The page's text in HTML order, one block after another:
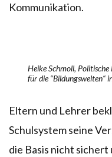
Kommunikation.
Heike Schmoll,
für die “Bildungswelten“
Eltern und Lehrer
Schulsystem seine
die Basis nicht sichert